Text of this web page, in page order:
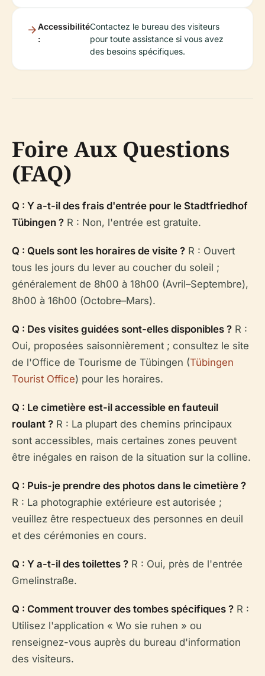
Accessibilité
:
Contactez le bureau des visiteurs
pour toute assistance si vous avez
des besoins spécifiques.
Foire Aux Questions
(FAQ)
Q : Y a-t-il des frais d'entrée pour le Stadtfriedhof
Tübingen ? R : Non, l'entrée est gratuite.
Q : Quels sont les horaires de visite ? R : Ouvert
tous les jours du lever au coucher du soleil ;
généralement de 8h00 à 18h00 (Avril–Septembre),
8h00 à 16h00 (Octobre–Mars).
Q : Des visites guidées sont-elles disponibles ? R :
Oui, proposées saisonnièrement ; consultez le site
de l'Office de Tourisme de Tübingen (Tübingen
Tourist Office) pour les horaires.
Q : Le cimetière est-il accessible en fauteuil
roulant ? R : La plupart des chemins principaux
sont accessibles, mais certaines zones peuvent
être inégales en raison de la situation sur la colline.
Q : Puis-je prendre des photos dans le cimetière ?
R : La photographie extérieure est autorisée ;
veuillez être respectueux des personnes en deuil
et des cérémonies en cours.
Q : Y a-t-il des toilettes ? R : Oui, près de l'entrée
Gmelinstraße.
Q : Comment trouver des tombes spécifiques ? R :
Utilisez l'application « Wo sie ruhen » ou
renseignez-vous auprès du bureau d'information
des visiteurs.